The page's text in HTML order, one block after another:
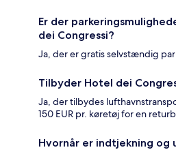
Er der
dei Congressi?
Ja, der er gratis selvstændig
Tilbyder Hotel dei
Ja, der tilbydes
150 EUR pr. køretøj for en
Hvornår er indtjekning og